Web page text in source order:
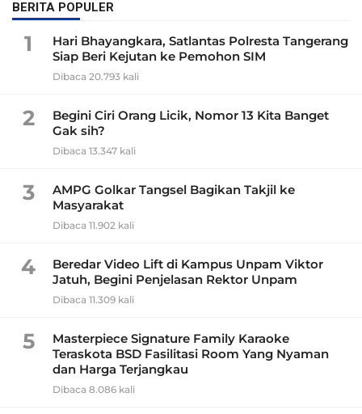
BERITA POPULER
1
Hari Bhayangkara, Satlantas Polresta Tangerang
Siap Beri Kejutan ke Pemohon SIM
Dibaca 20.793 kali
2
Begini Ciri Orang Licik, Nomor 13 Kita Banget
Gak sih?
Dibaca 13.347 kali
3
AMPG Golkar Tangsel Bagikan Takjil ke
Masyarakat
Dibaca 11.902 kali
4
Beredar Video Lift di Kampus Unpam Viktor
Jatuh, Begini Penjelasan Rektor Unpam
Dibaca 11.309 kali
5
Masterpiece Signature Family Karaoke
Teraskota BSD Fasilitasi Room Yang Nyaman
dan Harga Terjangkau
Dibaca 8.086 kali